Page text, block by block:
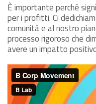
È importante perché
per i profitti. Ci
comunità e al nostro
processo rigoroso che
avere un impatto